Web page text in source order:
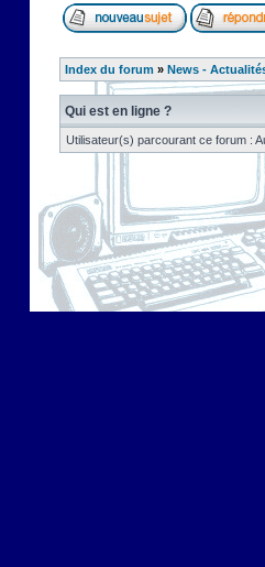
Index du forum » News -
Qui est en ligne ?
Utilisateur(s) parcourant ce forum :